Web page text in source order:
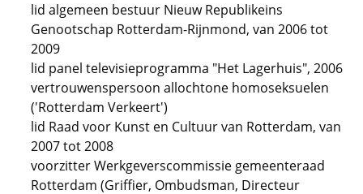
lid algemeen bestuur Nieuw Republikeins
Genootschap Rotterdam-Rijnmond, van 2006 tot
2009
lid panel televisieprogramma "Het Lagerhuis", 2006
vertrouwenspersoon allochtone homoseksuelen
('Rotterdam Verkeert')
lid Raad voor Kunst en Cultuur van Rotterdam, van
2007 tot 2008
voorzitter Werkgeverscommissie gemeenteraad
Rotterdam (Griffier, Ombudsman, Directeur